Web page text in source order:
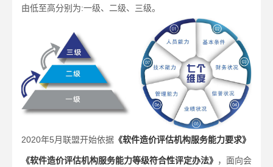
由低至高分别为:一级、二级、三级。
2020年5月联盟开始依据 《软件造价评估机构服务能力要求》
《软件造价评估机构服务能力等级符合性评定办法》 ，面向会